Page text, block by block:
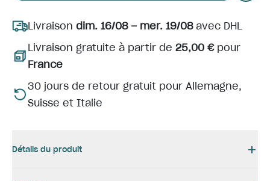
Livraison dim. 16/08 – mer. 19/08avec DHL
Livraison gratuite à partir de 25,00 €pour
France
30 jours de retour gratuit pour Allemagne,
Suisse et Italie
Détails du produit